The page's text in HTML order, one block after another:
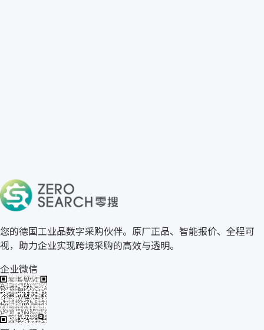
关于零搜
您的德国工业品数字采购伙伴。原厂正品、智能报价、全程可
视，助力企业实现跨境采购的高效与透明。
企业微信